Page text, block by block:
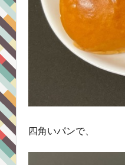
四角いパンで、